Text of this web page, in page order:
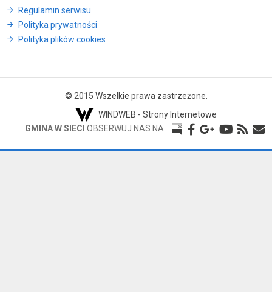
Regulamin serwisu
Polityka prywatności
Polityka plików cookies
© 2015 Wszelkie prawa zastrzeżone.
WINDWEB - Strony Internetowe
GMINA W SIECI OBSERWUJ NAS NA